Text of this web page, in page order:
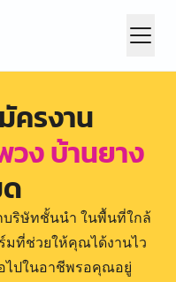
ครงาน
ง บ้านยาง
ริษัทชั้นนำ ในพื้นที่ใกล้
มที่ช่วยให้คุณได้งานไว
อไปในอาชีพรอคุณอยู่